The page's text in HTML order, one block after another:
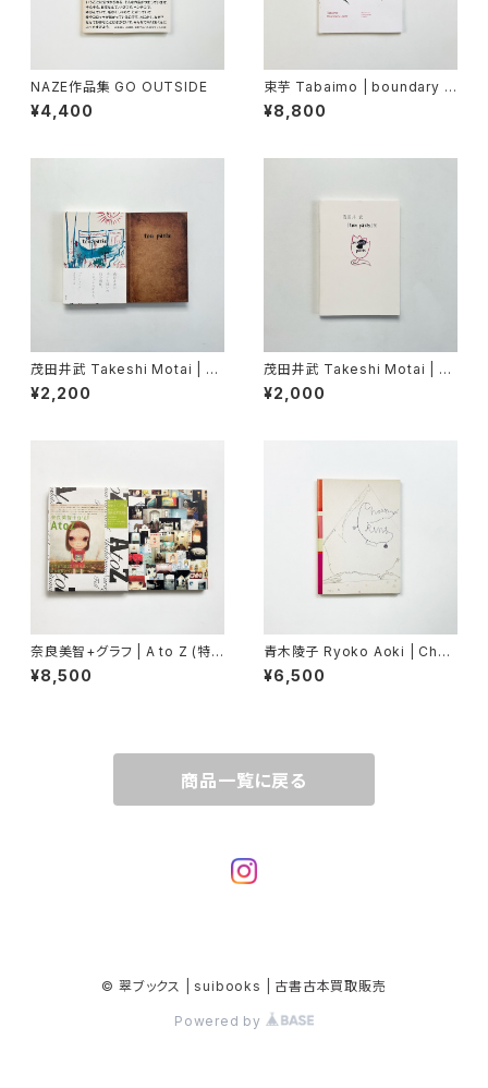
NAZE作品集 GO OUTSIDE
¥4,400
束芋 Tabaimo | boundary la
yer
¥8,800
茂田井武 Takeshi Motai | T
on Paris = トン・パリ
¥2,200
茂田井武 Takeshi Motai | 『t
on paris』展
¥2,000
奈良美智+グラフ | A to Z (特
製ポスター付属)
¥8,500
青木陵子 Ryoko Aoki | Chai
n Ring
¥6,500
商品一覧に戻る
© 翠ブックス | suibooks | 古書古本買取販売
Powered by